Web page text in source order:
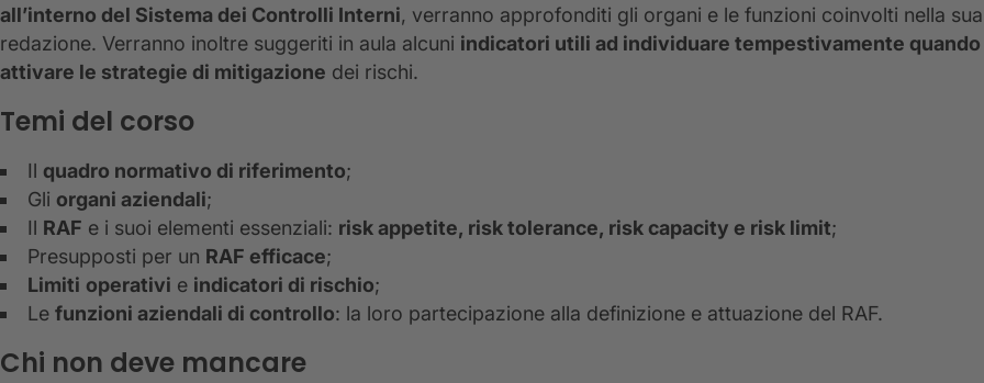
all’interno del Sistema dei Controlli Interni, verranno approfonditi gli organi e le funzioni coinvolti nella sua
redazione. Verranno inoltre suggeriti in aula alcuni indicatori utili ad individuare tempestivamente quando
attivare le strategie di mitigazione dei rischi.
Temi del corso
Il quadro normativo di riferimento;
Gli organi aziendali;
Il RAF e i suoi elementi essenziali: risk appetite, risk tolerance, risk capacity e risk limit;
Presupposti per un RAF efficace;
Limiti operativi e indicatori di rischio;
Le funzioni aziendali di controllo: la loro partecipazione alla definizione e attuazione del RAF.
Chi non deve mancare